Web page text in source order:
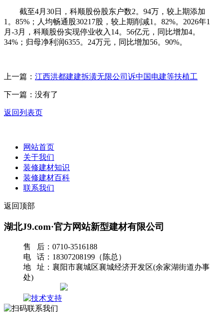
截至4月30日，科顺股份股东户数2。94万，较上期添加
1。85%；人均畅通股30217股，较上期削减1。82%。2026年1
月-3月，科顺股份实现停业收入14。56亿元，同比增加4。
34%；归母净利润6355。24万元，同比增加56。90%。
上一篇： 江西洪都建建拆潢无限公司诉中国电建等扶植工
下一篇：没有了
返回列表页
网站首页
关于我们
装修建材知识
装修建材百科
联系我们
返回顶部
湖北J9.com·官方网站新型建材有限公司
售 后：0710-3516188
电 话：18307208199（陈总）
地 址：襄阳市襄城区襄城经济开发区(余家湖街道办事
处)